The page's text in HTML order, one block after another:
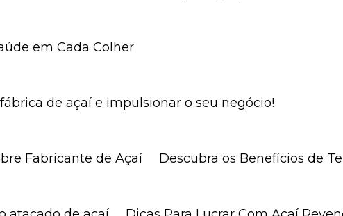
em Cada Colher
de açaí e impulsionar o seu negócio!
Fabricante de Açaí Descubra os Benefícios de